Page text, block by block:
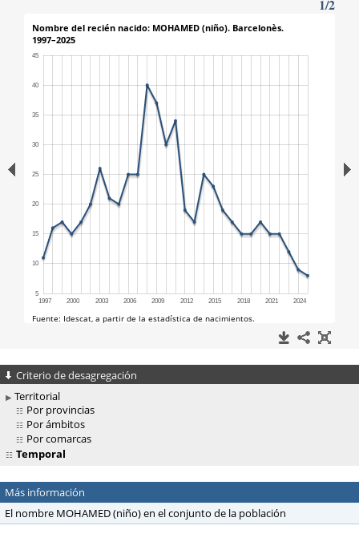
Criterio de desagregación
Territorial
Por provincias
Por ámbitos
Por comarcas
Temporal
Más información
El nombre MOHAMED (niño) en el conjunto de la población